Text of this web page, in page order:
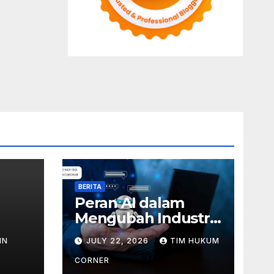
BERITA
Peran AI dalam
Mengubah Industri
Customer Service di
Indonesia
JULY 22, 2026 TIM HUKUM
CORNER